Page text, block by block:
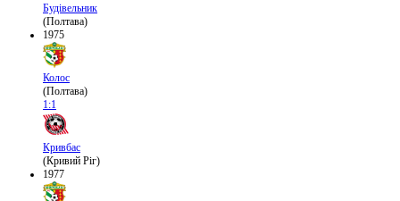
Будівельник
(Полтава)
1975
Колос
(Полтава)
1:1
Кривбас
(Кривий Ріг)
1977